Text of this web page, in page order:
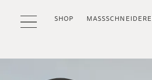
SHOP MASSSCHNEIDEREI